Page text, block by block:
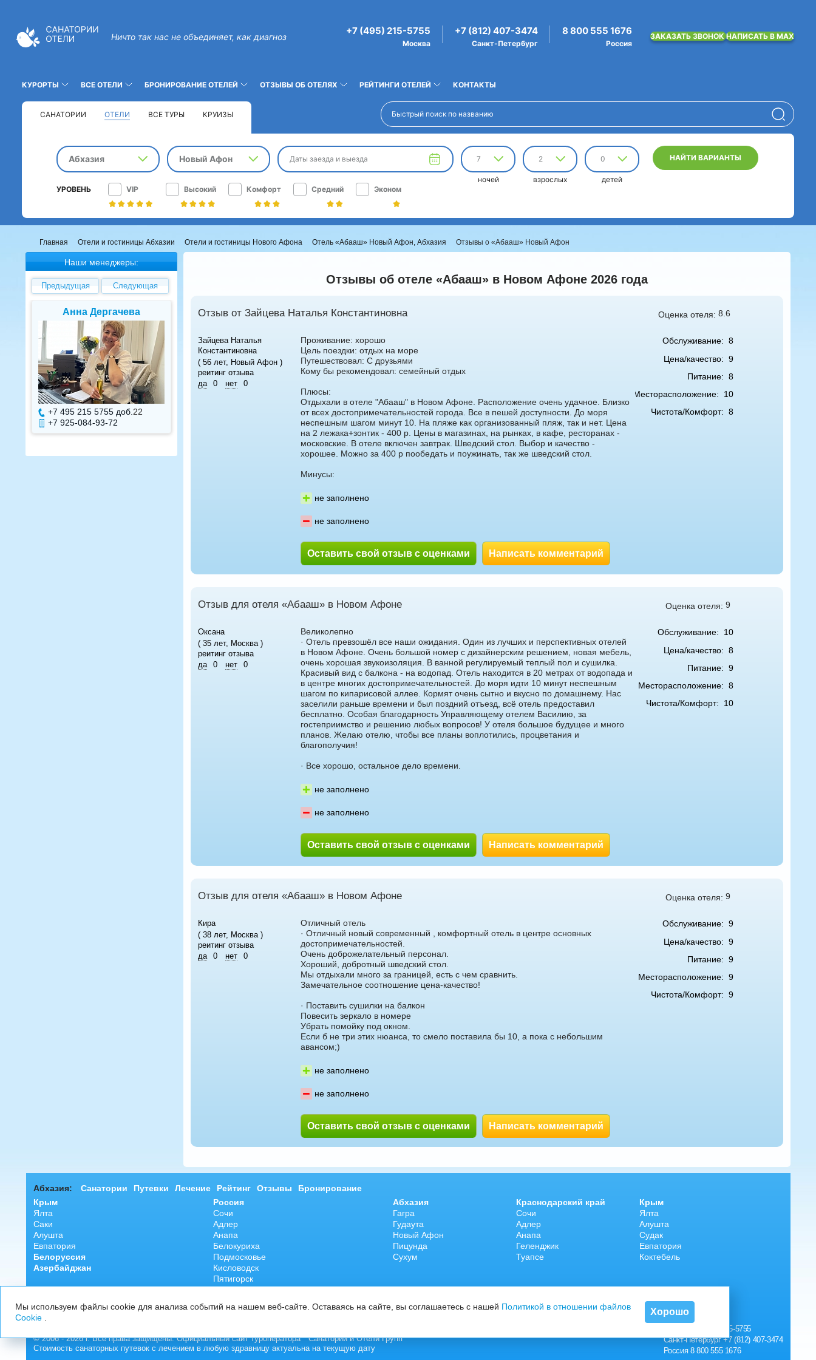
Ничто так нас не объединяет, как диагноз
+7 (495) 215-5755
Москва
+7 (812) 407-3474
Санкт-Петербург
8 800 555 1676
Россия
ЗАКАЗАТЬ ЗВОНОКНАПИСАТЬ В MAX
КУРОРТЫ ВСЕ ОТЕЛИ БРОНИРОВАНИЕ ОТЕЛЕЙ ОТЗЫВЫ ОБ ОТЕЛЯХ РЕЙТИНГИ ОТЕЛЕЙ КОНТАКТЫ
САНАТОРИИ ОТЕЛИ ВСЕ ТУРЫ КРУИЗЫ
Абхазия Новый Афон Даты заезда и выезда 7
ночей
2
взрослых
0
детей
НАЙТИ ВАРИАНТЫ
УРОВЕНЬ VIP Высокий Комфорт Средний Эконом
Главная Отели и гостиницы Абхазии Отели и гостиницы Нового Афона Отель «Абааш» Новый Афон, Абхазия Отзывы о «Абааш» Новый Афон
Наши менеджеры:
Предыдущая Следующая
Анна Дергачева
+7 495 215 5755 доб. 22
+7 925-084-93-72
Елена Валуева
7
Светлана Гарбузова
+7 495 215 5755 доб.2
+7 925-084-93-70
Отзывы об отеле «Абааш» в Новом Афоне 2026 года
Отзыв от Зайцева Наталья Константиновна Оценка отеля: 8.6
Зайцева Наталья
Константиновна
( 56 лет, Новый Афон )
реитинг отзыва
да
0 нет 0
Проживание: хорошо
Цель поездки: отдых на море
Путешествовал: С друзьями
Кому бы рекомендовал: семейный отдых
Плюсы:
Отдыхали в отеле "Абааш" в Новом Афоне. Расположение очень удачное. Близко
от всех достопримечательностей города. Все в пешей доступности. До моря
неспешным шагом минут 10. На пляже как организованный пляж, так и нет. Цена
на 2 лежака+зонтик - 400 р. Цены в магазинах, на рынках, в кафе, ресторанах -
московские. В отеле включен завтрак. Шведский стол. Выбор и качество -
хорошее. Можно за 400 р пообедать и поужинать, так же шведский стол.
Минусы:
не заполнено
не заполнено
Оставить свой отзыв с оценками Написать комментарий
Обслуживание: 8
Цена/качество: 9
Питание: 8
Месторасположение:
10
Чистота/Комфорт: 8
Отзыв для отеля «Абааш» в Новом Афоне Оценка отеля: 9
Оксана
( 35 лет, Москва )
реитинг отзыва
да
0 нет 0
Великолепно
· Отель превзошёл все наши ожидания. Один из лучших и перспективных отелей
в Новом Афоне. Очень большой номер с дизайнерским решением, новая мебель,
очень хорошая звукоизоляция. В ванной регулируемый теплый пол и сушилка.
Красивый вид с балкона - на водопад. Отель находится в 20 метрах от водопада и
в центре многих достопримечательностей. До моря идти 10 минут неспешным
шагом по кипарисовой аллее. Кормят очень сытно и вкусно по домашнему. Нас
заселили раньше времени и был поздний отъезд, всё отель предоставил
бесплатно. Особая благодарность Управляющему отелем Василию, за
гостеприимство и решению любых вопросов! У отеля большое будущее и много
планов. Желаю отелю, чтобы все планы воплотились, процветания и
благополучия!
· Все хорошо, остальное дело времени.
не заполнено
не заполнено
Оставить свой отзыв с оценками Написать комментарий
Обслуживание:
10
Цена/качество: 8
Питание: 9
Месторасположение: 8
Чистота/Комфорт:
10
Отзыв для отеля «Абааш» в Новом Афоне Оценка отеля: 9
Кира
( 38 лет, Москва )
реитинг отзыва
да
0 нет 0
Отличный отель
· Отличный новый современный , комфортный отель в центре основных
достопримечательностей.
Очень доброжелательный персонал.
Хороший, добротный шведский стол.
Мы отдыхали много за границей, есть с чем сравнить.
Замечательное соотношение цена-качество!
· Поставить сушилки на балкон
Повесить зеркало в номере
Убрать помойку под окном.
Если б не три этих нюанса, то смело поставила бы 10, а пока с небольшим
авансом;)
не заполнено
не заполнено
Оставить свой отзыв с оценками Написать комментарий
Обслуживание: 9
Цена/качество: 9
Питание: 9
Месторасположение: 9
Чистота/Комфорт: 9
Абхазия: Санатории Путевки Лечение Рейтинг Отзывы
Бронирование
Крым
Ялта
Саки
Алушта
Евпатория
Белоруссия
Азербайджан
Россия
Сочи
Адлер
Анапа
Белокуриха
Подмосковье
Кисловодск
Пятигорск
Ессентуки
Абхазия
Гагра
Гудаута
Новый Афон
Пицунда
Сухум
Краснодарский край
Сочи
Адлер
Анапа
Геленджик
Туапсе
Крым
Ялта
Алушта
Судак
Евпатория
Коктебель
© 2006 - 2026 г. Все права защищены. Официальный сайт туроператора "Санатории и Отели Групп "
Стоимость санаторных путевок с лечением в любую здравницу актуальна на текущую дату
Контакты:
+7 (495) 215-5755
Санкт-Петербург+7 (812) 407-3474
Россия 8 800 555 1676
Мы используем файлы cookie для анализа событий на нашем веб-сайте. Оставаясь на сайте, вы соглашаетесь с нашей Политикой в отношении файлов
Cookie
Хорошо